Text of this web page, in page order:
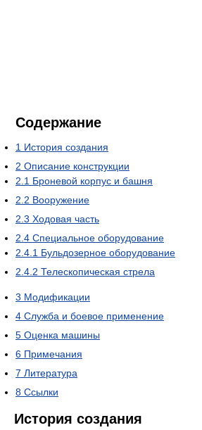
Содержание
1 История создания
2 Описание конструкции
2.1 Броневой корпус и башня
2.2 Вооружение
2.3 Ходовая часть
2.4 Специальное оборудование
2.4.1 Бульдозерное оборудование
2.4.2 Телескопическая стрела
3 Модификации
4 Служба и боевое применение
5 Оценка машины
6 Примечания
7 Литература
8 Ссылки
История создания